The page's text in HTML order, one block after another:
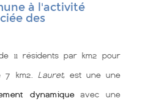
à l'activité
des
11 résidents par km2 pour
7 km2. Lauret, est une une
dynamiqueavec une